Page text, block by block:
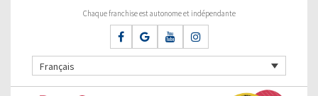
Chaque franchise est autonome et indépendante
Français